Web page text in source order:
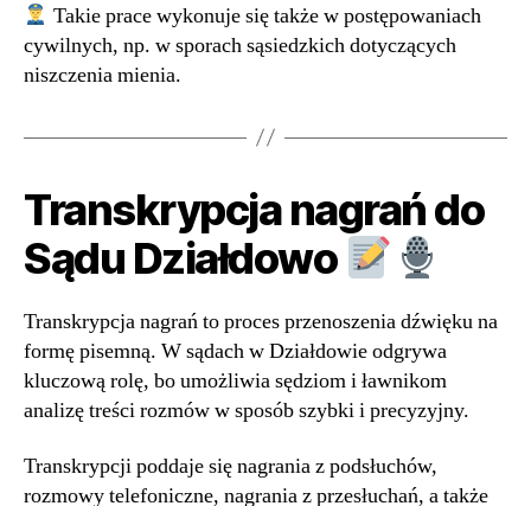
Takie prace wykonuje się także w postępowaniach
cywilnych, np. w sporach sąsiedzkich dotyczących
niszczenia mienia.
Transkrypcja nagrań do
Sądu Działdowo
Transkrypcja nagrań to proces przenoszenia dźwięku na
formę pisemną. W sądach w Działdowie odgrywa
kluczową rolę, bo umożliwia sędziom i ławnikom
analizę treści rozmów w sposób szybki i precyzyjny.
Transkrypcji poddaje się nagrania z podsłuchów,
rozmowy telefoniczne, nagrania z przesłuchań, a także